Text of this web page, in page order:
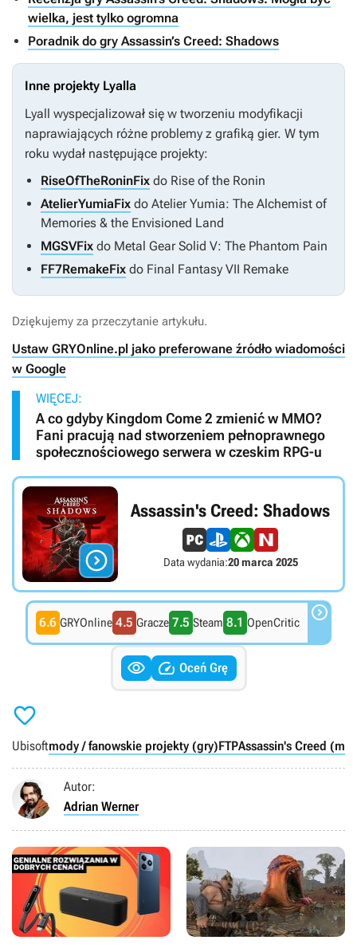
wielka, jest tylko ogromna
Poradnik do gry Assassin’s Creed: Shadows
Inne projekty Lyalla
Lyall wyspecjalizował się w tworzeniu modyfikacji
naprawiających różne problemy z grafiką gier. W tym
roku wydał następujące projekty:
RiseOfTheRoninFix do Rise of the Ronin
AtelierYumiaFix do Atelier Yumia: The Alchemist of
Memories & the Envisioned Land
MGSVFix do Metal Gear Solid V: The Phantom Pain
FF7RemakeFix do Final Fantasy VII Remake
Dziękujemy za przeczytanie artykułu.
Ustaw GRYOnline.pl jako preferowane źródło wiadomości
w Google
WIĘCEJ:
A co gdyby Kingdom Come 2 zmienić w MMO?
Fani pracują nad stworzeniem pełnoprawnego
społecznościowego serwera w czeskim RPG-u

Assassin's Creed: Shadows
Data wydania:20 marca 2025
6.6 GRYOnline 4.5 Gracze 7.5 Steam 8.1 OpenCritic 
  Oceń Grę

Ubisoftmody / fanowskie projekty (gry)FTPAssassin's Creed
Autor:
Adrian Werner